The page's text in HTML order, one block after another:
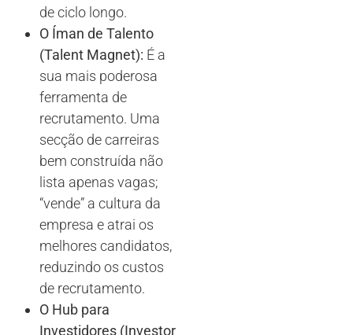
de ciclo longo.
O Íman de Talento
(Talent Magnet): É a
sua mais poderosa
ferramenta de
recrutamento. Uma
secção de carreiras
bem construída não
lista apenas vagas;
“vende” a cultura da
empresa e atrai os
melhores candidatos,
reduzindo os custos
de recrutamento.
O Hub para
Investidores (Investor